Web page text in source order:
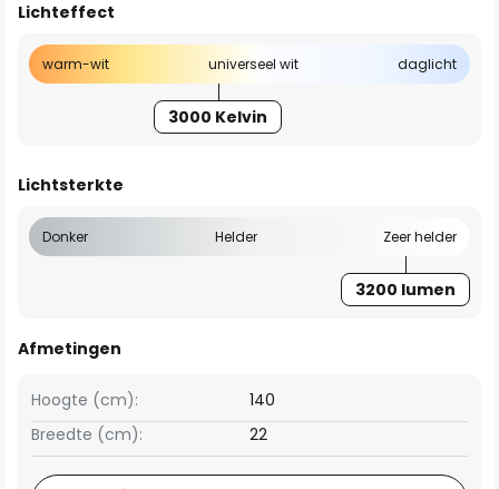
Lichteffect
warm-wit universeel wit daglicht
3000 Kelvin
Lichtsterkte
Donker Helder Zeer helder
3200 lumen
Afmetingen
Breedte (cm): 22
Hoogte (cm): 140